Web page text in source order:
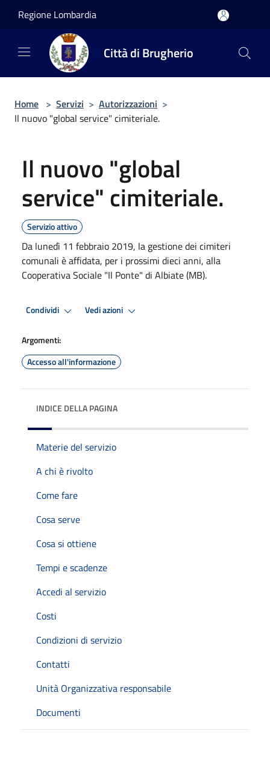
Regione Lombardia
Città di Brugherio
Home > Servizi > Autorizzazioni >
Il nuovo "global service" cimiteriale.
Il nuovo "global
service" cimiteriale.
Servizio attivo
Da lunedì 11 febbraio 2019, la gestione dei cimiteri
comunali è affidata, per i prossimi dieci anni, alla
Cooperativa Sociale "Il Ponte" di Albiate (MB).
Condividi Vedi azioni
Argomenti:
Accesso all'informazione
INDICE DELLA PAGINA
Materie del servizio
A chi è rivolto
Come fare
Cosa serve
Cosa si ottiene
Tempi e scadenze
Accedi al servizio
Costi
Condizioni di servizio
Contatti
Unità Organizzativa responsabile
Documenti